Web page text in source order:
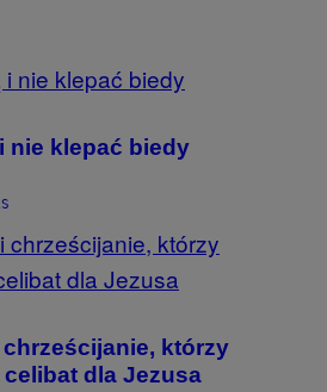
nie klepać biedy
którzy
dla Jezusa